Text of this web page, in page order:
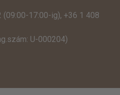
(09:00-17:00-ig), +36 1 408
U-000204)